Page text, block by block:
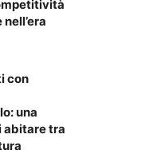
con
una
abitare tra